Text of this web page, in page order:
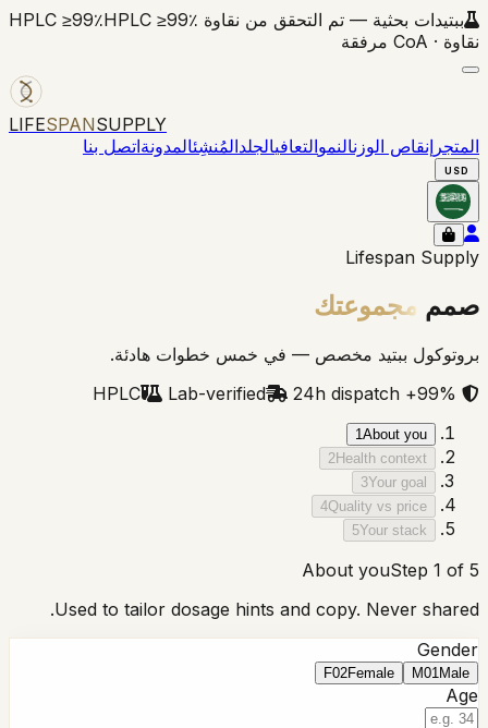
ببتيدات بحثية — تم التحقق من نقاوة HPLC ≥99٪ HPLC ≥99٪
نقاوة · CoA مرفقة
LIFESPANSUPPLY
المتجر إنقاص الوزنالنموالتعافيالجلدالمُنشِئالمدونةاتصل بنا
USD
Lifespan Supply
صمم مجموعتك
بروتوكول ببتيد مخصص — في خمس خطوات هادئة.
Lab-verified 24h dispatch
1 About you
2Health context
3Your goal
4Quality vs price
5Your stack
About youStep 1 of 5
Used to tailor dosage hints and copy. Never shared.
Gender
M01 Male
F02Female
Age